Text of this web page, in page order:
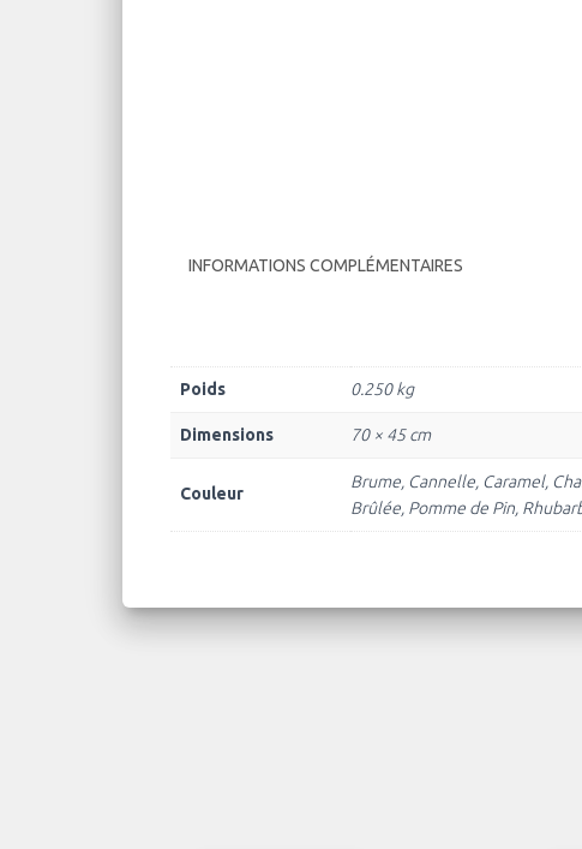
INFORMATIONS COMPLÉMENTAIRES
Poids 0.250 kg
Dimensions 70 × 45 cm
Couleur
Brume, Cannelle, Caramel,
Brûlée, Pomme de Pin,